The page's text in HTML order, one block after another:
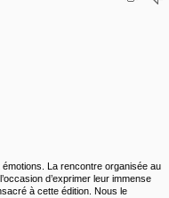
La rencontre organisée au
d’exprimer leur immense
à cette édition. Nous le